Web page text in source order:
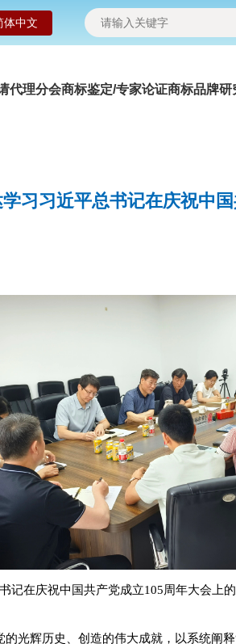
体中文
代理分会商标鉴定/专家论证商标品牌研
习习近平总书记在庆祝中
记在庆祝中国共产党成立105周年大会
光辉历史、创造的伟大成就，以系统阐